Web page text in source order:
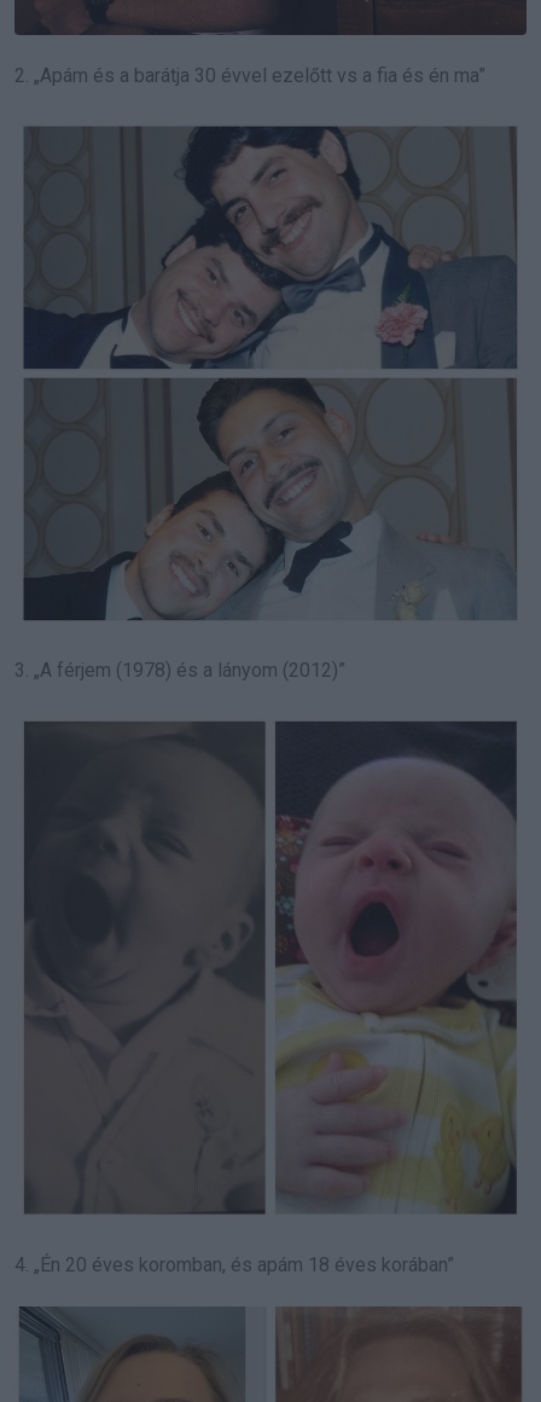
2. „Apám és a barátja 30 évvel ezelőtt vs a fia és én ma”
3. „A férjem (1978) és a lányom (2012)”
4. „Én 20 éves koromban, és apám 18 éves korában”